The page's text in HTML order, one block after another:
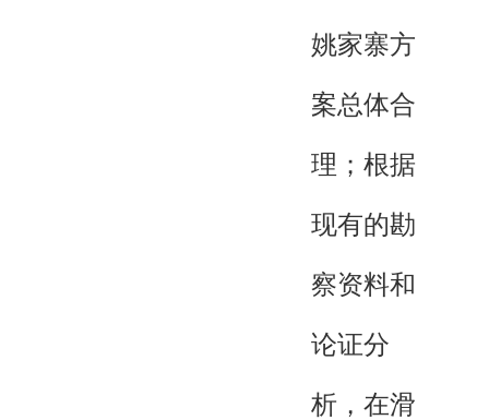
姚家寨方
案总体合
理；根据
现有的勘
察资料和
论证分
析，在滑